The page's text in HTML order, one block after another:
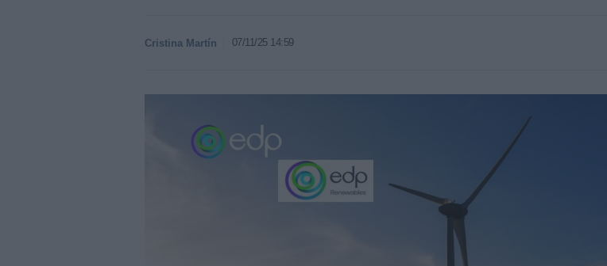
Cristina Martín 07/11/25 14:59